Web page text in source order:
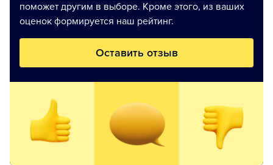
поможет другим в выборе. Кроме этого, из ваших
оценок формируется наш рейтинг.
Оставить отзыв